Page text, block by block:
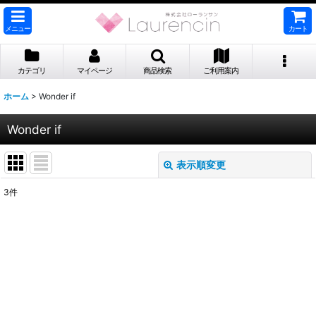
メニュー カート
カテゴリ マイページ 商品検索 ご利用案内
ホーム > Wonder if
Wonder if
表示順変更
3件